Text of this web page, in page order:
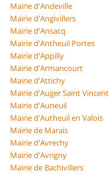
Mairie d'Andeville
Mairie d'Angivillers
Mairie d'Ansacq
Mairie d'Antheuil Portes
Mairie d'Appilly
Mairie d'Armancourt
Mairie d'Attichy
Mairie d'Auger Saint Vincent
Mairie d'Auneuil
Mairie d'Autheuil en Valois
Mairie de Marais
Mairie d'Avrechy
Mairie d'Avrigny
Mairie de Bachivillers